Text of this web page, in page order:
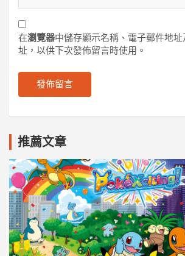
在瀏覽器中儲存顯示名稱、電子郵件地址
址，以供下次發佈留言時使用。
推薦文章